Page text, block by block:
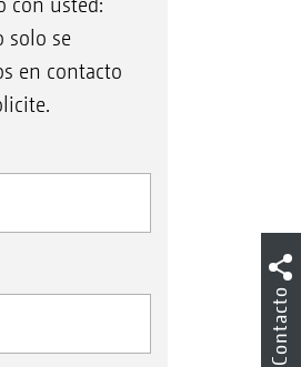
con usted:
solo se
en contacto
Contacto